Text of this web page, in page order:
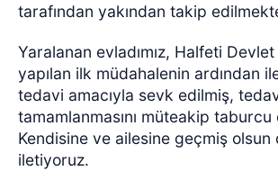
tarafından yakından takip
Yaralanan evladımız, Halfeti
yapılan ilk müdahalenin ardından
tedavi amacıyla sevk edilmiş,
tamamlanmasını müteakip taburcu
Kendisine ve ailesine geçmiş olsun
iletiyoruz.